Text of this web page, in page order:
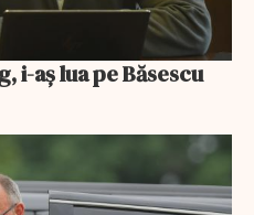
i-aș lua pe Băsescu